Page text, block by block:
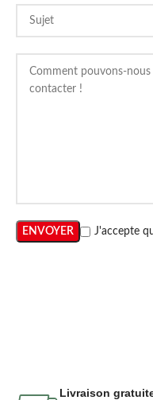
J'accepte
Livraison